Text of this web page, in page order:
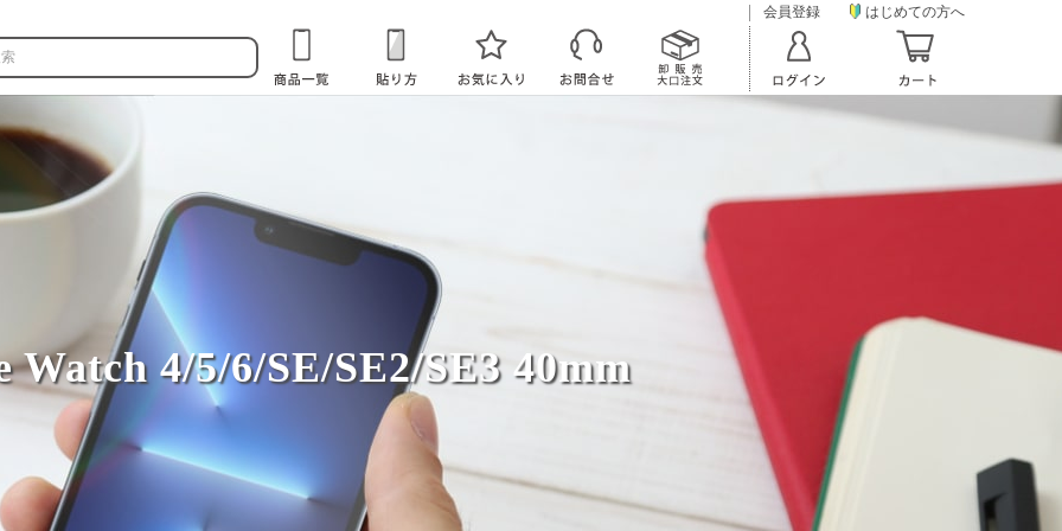
会員登録 はじめての方へ
Watch 4/5/6/SE/SE2/SE3 40mm